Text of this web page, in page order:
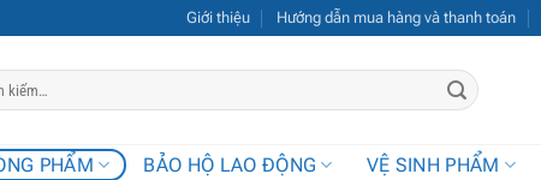
Giới thiệu Hướng dẫn mua hàng và thanh toán
PHẨM BẢO HỘ LAO ĐỘNG VỆ SINH PHẨM